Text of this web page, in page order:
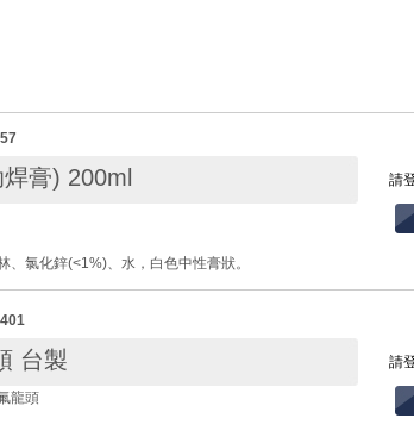
膏) 200ml 請
、氯化鋅(<1%)、水，白色中性膏狀。
使用時加溫為液態。
表面之雜質，清除焊接金屬表面的氧化膜，使焊接過程
一層液態的保護膜，隔絕高溫時四周的空氣，防止金屬
面張力，增加其擴散能力。
台製 請
龍頭